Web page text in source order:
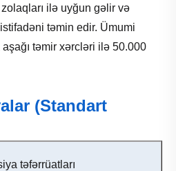
ilə uyğun gəlir və
təmin edir. Ümumi
təmir xərcləri ilə 50.000
(Standart
təfərrüatları